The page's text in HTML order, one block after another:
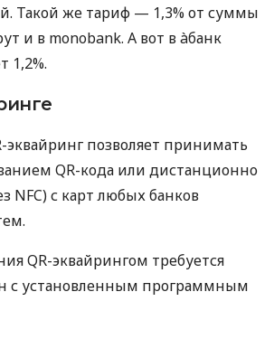
Такой же тариф — 1,3% от суммы
и в monobank. А вот в àбанк
1,2%.
эквайринг позволяет принимать
QR-кода или дистанционно
NFC) с карт любых банков
QR-эквайрингом требуется
с установленным программным